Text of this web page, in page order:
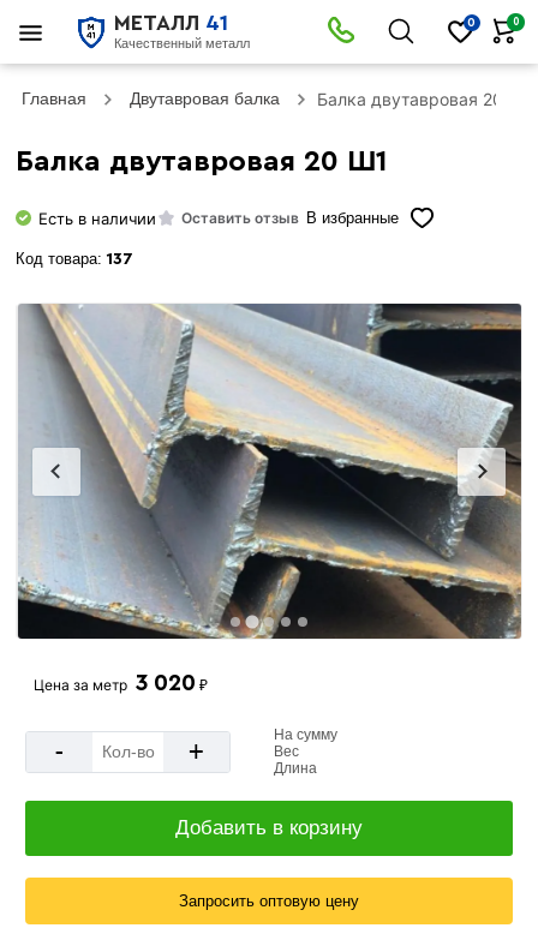
МЕТАЛЛ 41
Качественный металл
0 0
Главная Двутавровая балка Балка двутавровая 20 Ш1
Балка двутавровая 20 Ш1
Есть в наличии Оставить отзыв В избранные
Код товара: 137
Цена за метр 3 020 ₽
- +
На сумму
Вес
Длина
Добавить в корзину
Запросить оптовую цену